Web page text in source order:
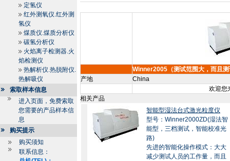
定氢仪
红外测氧仪.红外测
氢仪
煤质仪.煤质分析仪
碳氢分析仪
火焰离子检测器.火
焰检测仪
热解析仪.热脱附仪.
热解吸仪
索取样本信息
进入页面，免费索取
您需要的产品样本信
息
购买提示
购买须知
联系信息：
Winner2005（测试范围大，而且
产地
China
欢迎您
相关产品
智能型湿法台式激光粒度仪
型号：Winner2000ZD(湿法智
能型，三档测试，智能校准光
路)
先进的智能化操作模式：大大
减少测试人员的工作量，而且